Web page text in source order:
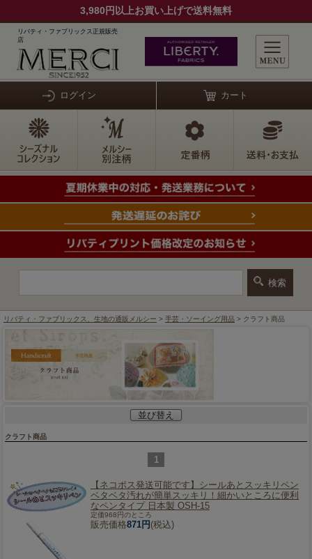
3,980円以上お買い上げで送料無料
リバティ・ファブリックス正規販売
店
ログイン カート
リバティ・ファブリックス、生地の通販メルシー > 手芸・ソーイング用品 > クラフト商品
並び替え
クラフト商品
1
【ネコポス発送可能です】 シールあとスッキリペン
ベタベタ汚れが簡単スッキリ！細かいところに便利
なペンタイプ 日本製 OSH-15
定価968円のところ
販売価格871円 (税込)